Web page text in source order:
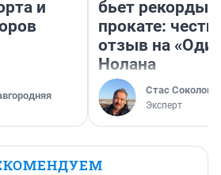
и
бьет рекорды в
прокате:
отзыв на
Нолана
Стас Соколов
Эксперт